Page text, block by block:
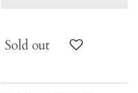
Sold out